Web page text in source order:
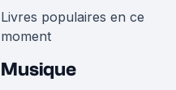
Livres populaires en ce
moment
Musique